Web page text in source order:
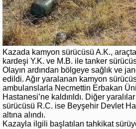
Kazada kamyon sürücüsü A.K.,
kardeşi Y.K. ve M.B. ile tanker
Olayın ardından bölgeye sağlık ve
edildi. Ağır yaralanan kamyon
ambulanslarla Necmettin Erbakan
Hastanesi’ne kaldırıldı. Diğer
sürücüsü R.C. ise Beyşehir Devlet
altına alındı.
Kazayla ilgili başlatılan tahkikat